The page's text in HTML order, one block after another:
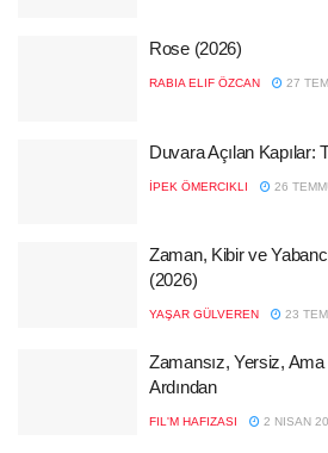
Rose (2026)
RABIA ELIF ÖZCAN 27
Duvara Açılan Kapılar:
İPEK ÖMERCIKLI 26
Zaman, Kibir ve
(2026)
YAŞAR GÜLVEREN 23
Zamansız, Yersiz,
Ardından
FIL'M HAFIZASI 2 NISAN